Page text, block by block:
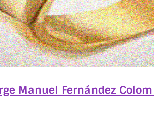
Manuel Fernández